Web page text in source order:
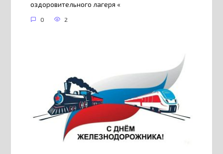
оздоровительного лагеря «
0 2